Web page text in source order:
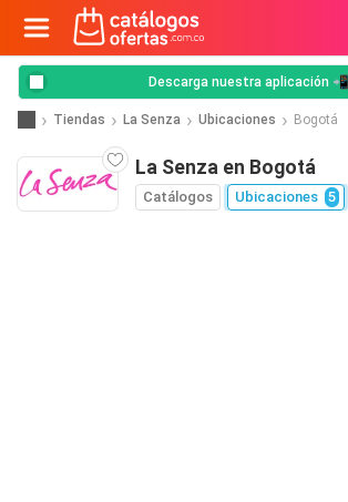
Descarga nuestra aplicación 📲
Tiendas La Senza Ubicaciones Bogotá
La Senza en Bogotá
Catálogos Ubicaciones 5